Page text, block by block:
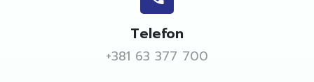
Telefon
+381 63 377 700